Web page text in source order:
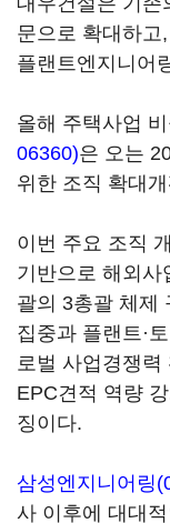
문으로 확대하고
플랜트엔지니어
올해 주택사업
06360)은 오는
위한 조직 확대
이번 주요 조직
기반으로 해외사
괄의 3총괄 체제
집중과 플랜트·
로벌 사업경쟁력
EPC견적 역량
징이다.
삼성엔지니어링
사 이후에 대대